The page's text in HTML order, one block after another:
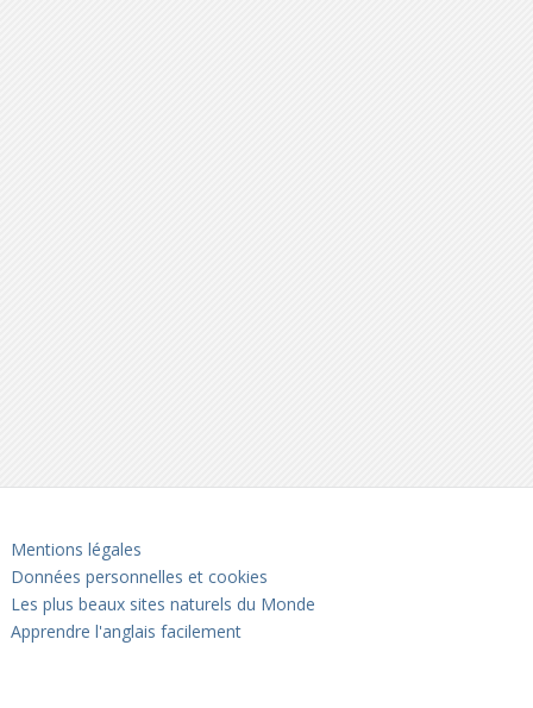
Mentions légales
Données personnelles et cookies
Les plus beaux sites naturels du Monde
Apprendre l'anglais facilement